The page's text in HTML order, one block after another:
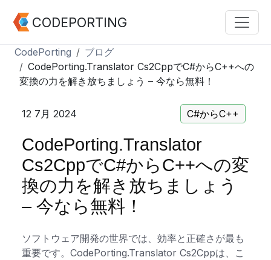
CODEPORTING
CodePorting
ブログ
CodePorting.Translator Cs2CppでC#からC++への
変換の力を解き放ちましょう – 今なら無料！
12 7月 2024 C#からC++
CodePorting.Translator
Cs2CppでC#からC++への変
換の力を解き放ちましょう
– 今なら無料！
ソフトウェア開発の世界では、効率と正確さが最も
重要です。CodePorting.Translator Cs2Cppは、こ